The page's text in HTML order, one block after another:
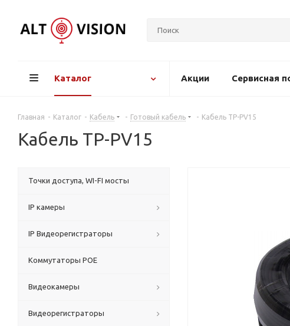
Каталог Акции Сервисная
Главная - Каталог - Кабель - Готовый кабель - Кабель TP-PV15
Кабель TP-PV15
Точки доступа, WI-FI мосты
IP камеры
IP Видеорегистраторы
Коммутаторы POE
Видеокамеры
Видеорегистраторы